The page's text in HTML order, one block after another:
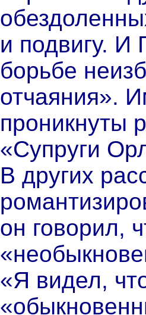
и подвигу. И
борьбе
отчаяния».
проникнуты
«Супруги
В других
он говорил,
«Я видел,